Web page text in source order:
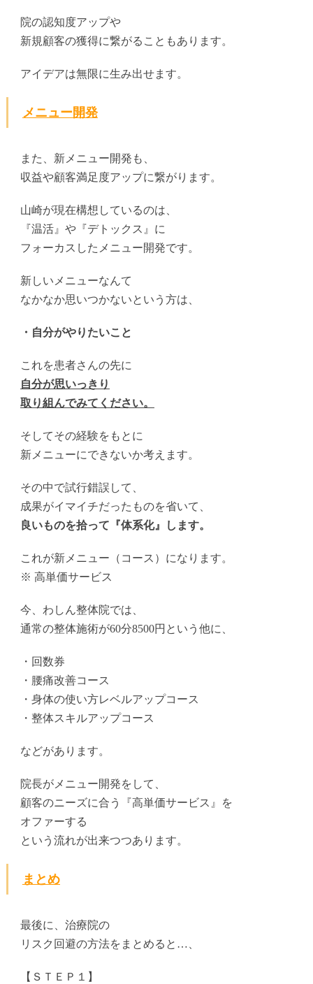
院の認知度アップや
新規顧客の獲得に繋がることもあります。
アイデアは無限に生み出せます。
メニュー開発
また、新メニュー開発も、
収益や顧客満足度アップに繋がります。
山崎が現在構想しているのは、
『温活』や『デトックス』に
フォーカスしたメニュー開発です。
新しいメニューなんて
なかなか思いつかないという方は、
・自分がやりたいこと
これを患者さんの先に
自分が思いっきり
取り組んでみてください。
そしてその経験をもとに
新メニューにできないか考えます。
その中で試行錯誤して、
成果がイマイチだったものを省いて、
良いものを拾って『体系化』します。
これが新メニュー（コース）になります。
※ 高単価サービス
今、わしん整体院では、
通常の整体施術が60分8500円という他に、
・回数券
・腰痛改善コース
・身体の使い方レベルアップコース
・整体スキルアップコース
などがあります。
院長がメニュー開発をして、
顧客のニーズに合う『高単価サービス』を
オファーする
という流れが出来つつあります。
まとめ
最後に、治療院の
リスク回避の方法をまとめると…、
【ＳＴＥＰ１】